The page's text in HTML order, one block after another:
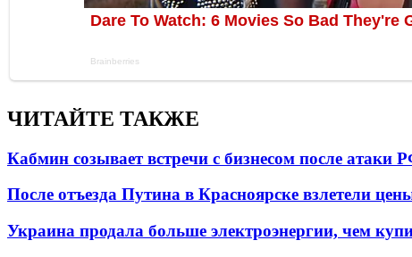
ЧИТАЙТЕ ТАКЖЕ
Кабмин созывает встречи с бизнесом после атаки
После отъезда Путина в Красноярске взлетели
Украина продала больше электроэнергии, чем